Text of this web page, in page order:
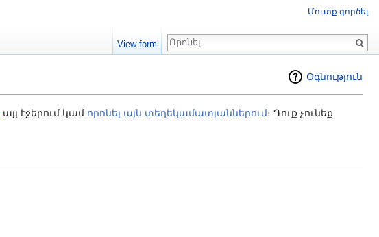
Օգնություն
այլ էջերում կամ որոնել այն տեղեկամատյաններում։ Դուք չունեք
Մուտք գործել
View form
Որոնում